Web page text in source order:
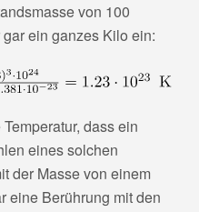
von 100
ein ganzes Kilo ein:
dass ein
eines solchen
der Masse von einem
eine Berührung mit den